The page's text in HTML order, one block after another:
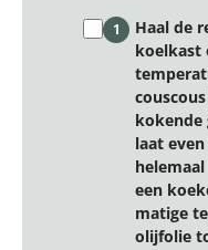
1
Haal de
koelkast
kokende
laat
een
matige
olijfolie